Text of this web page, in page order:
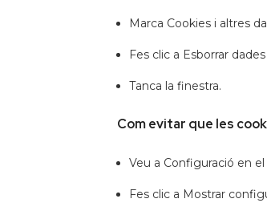
Marca Cookies i altres
Fes clic a Esborrar
Tanca la finestra.
Com evitar que les
Veu a Configuració en
Fes clic a Mostrar